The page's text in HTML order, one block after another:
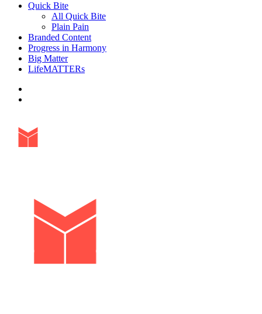
Quick Bite
All Quick Bite
Plain Pain
Branded Content
Progress in Harmony
Big Matter
LifeMATTERs